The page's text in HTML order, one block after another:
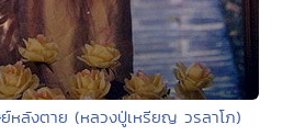
ย์หลังตาย (หลวงปู่เหรียญ วรลาโภ)